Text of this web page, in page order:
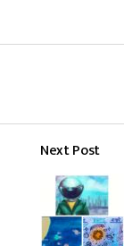
Next Post